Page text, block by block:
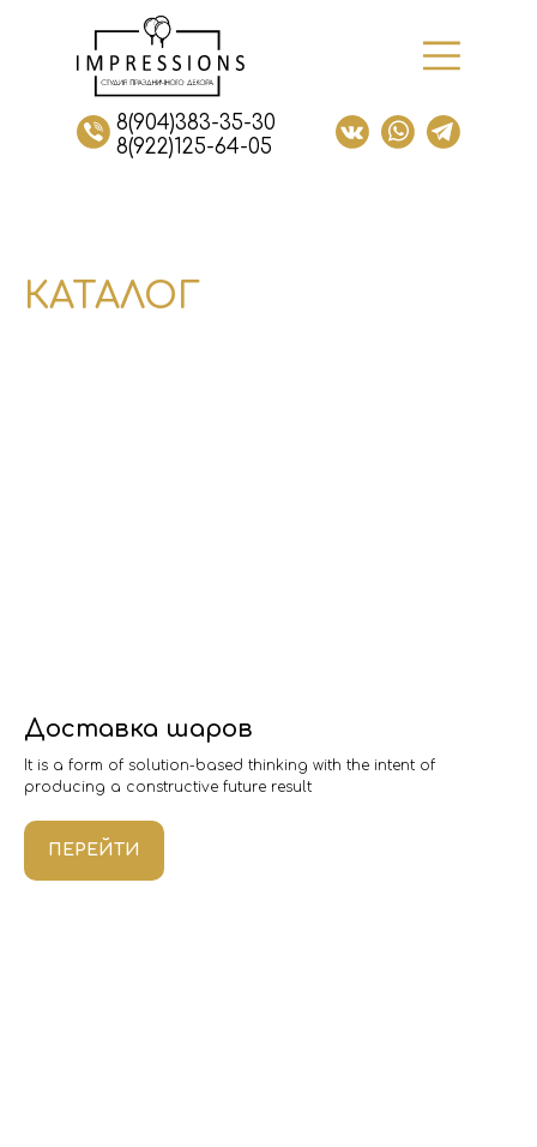
8(922)125-64-05
8(904)383-35-30
КАТАЛОГ
Доставка шаров
It is a form of solution-based thinking with the intent of
producing a constructive future result
ПЕРЕЙТИ